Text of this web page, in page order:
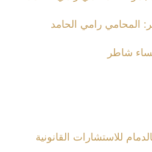
المحامي رامي الحامد
شاطر
للاستشارات القانونية